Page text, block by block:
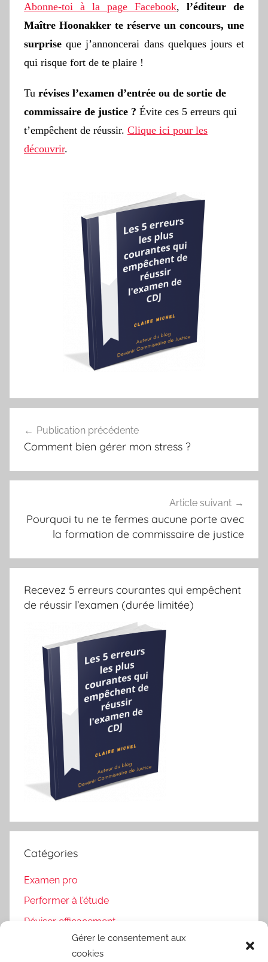
Gérer le consentement aux
cookies
Abonne-toi à la page Facebook, l’éditeur de
Maître Hoonakker te réserve un concours, une
surprise que j’annoncerai dans quelques jours et
qui risque fort de te plaire !
Tu révises l’examen d’entrée ou de sortie de
commissaire de justice ? Évite ces 5 erreurs qui
t’empêchent de réussir. Clique ici pour les
découvrir.
de
Publication précédente
Comment bien gérer mon stress ?
Article suivant
Pourquoi tu ne te fermes aucune porte avec
la formation de commissaire de justice
Recevez 5 erreurs courantes qui empêchent
de réussir l’examen (durée limitée)
Catégories
Examen pro
Performer à l'étude
Réviser efficacement
Uncategorized